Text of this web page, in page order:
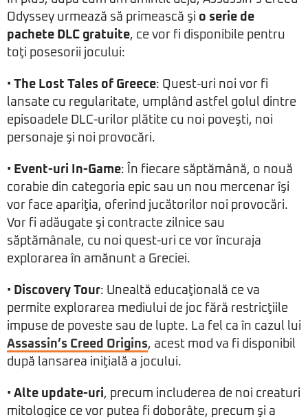
Odyssey urmează să primească şi o serie de
pachete DLC gratuite, ce vor fi disponibile pentru
toţi posesorii jocului:
• The Lost Tales of Greece: Quest-uri noi vor fi
lansate cu regularitate, umplând astfel golul dintre
episoadele DLC-urilor plătite cu noi poveşti, noi
personaje şi noi provocări.
• Event-uri In-Game: În fiecare săptămână, o nouă
corabie din categoria epic sau un nou mercenar îşi
vor face apariţia, oferind jucătorilor noi provocări.
Vor fi adăugate şi contracte zilnice sau
săptămânale, cu noi quest-uri ce vor încuraja
explorarea în amănunt a Greciei.
• Discovery Tour: Unealtă educaţională ce va
permite explorarea mediului de joc fără restricţiile
impuse de poveste sau de lupte. La fel ca în cazul lui
Assassin’s Creed Origins, acest mod va fi disponibil
după lansarea iniţială a jocului.
• Alte update-uri, precum includerea de noi creaturi
mitologice ce vor putea fi doborâte, precum şi a